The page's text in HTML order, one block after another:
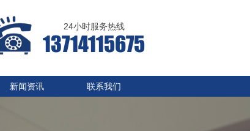
24小时服务热线
13714115675
新闻资讯 联系我们